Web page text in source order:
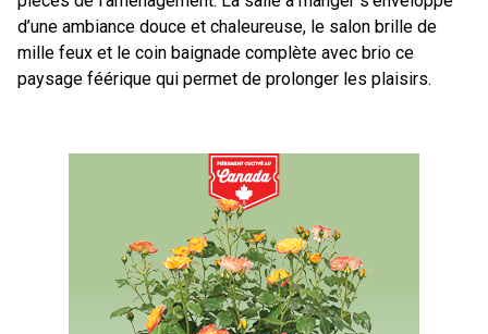
d’une ambiance douce et chaleureuse, le salon brille de
mille feux et le coin baignade complète avec brio ce
paysage féérique qui permet de prolonger les plaisirs.